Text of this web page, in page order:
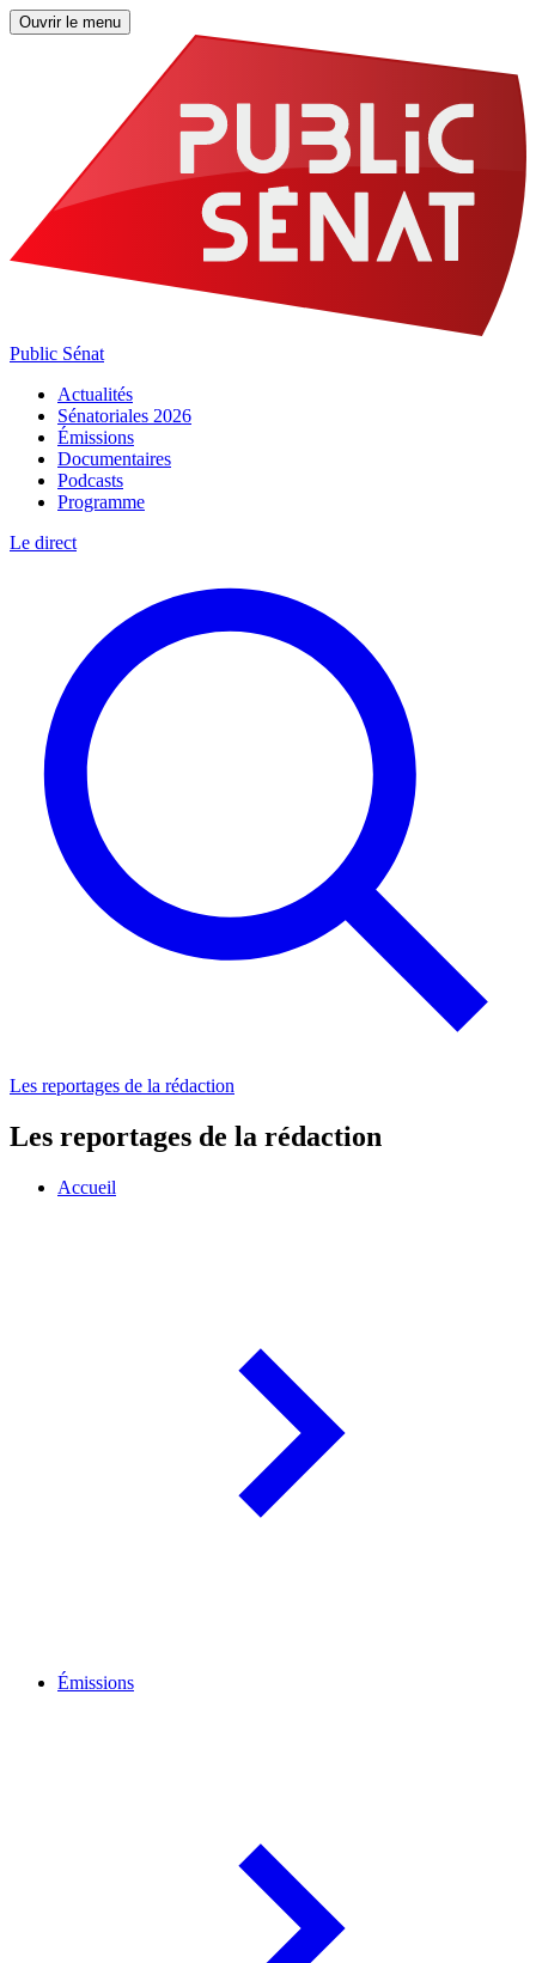
Ouvrir le menu
Public Sénat
Actualités
Sénatoriales 2026
Émissions
Documentaires
Podcasts
Programme
Le direct
Les reportages de la rédaction
Les reportages de la rédaction
Accueil
Émissions